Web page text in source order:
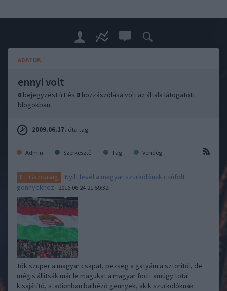
ADATOK
ennyi volt
0 bejegyzést írt és 8 hozzászólása volt az általa látogatott
blogokban.
2009.06.17. óta tag.
Admin Szerkesztő Tag Vendég
IFL Gazdaság
Nyílt levél a magyar szurkolónak csúfolt
gennyekhez
2016.06.24 21:59:32
Tök szuper a magyar csapat, pezseg a gatyám a sztoritól, de
mégis állítsák már le magukat a magyar focit amúgy totál
kisajátító, stadionban balhézó gennyek, akik szurkolóknak